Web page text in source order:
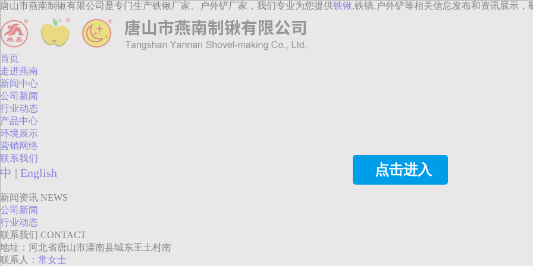
点击进入
唐山市燕南制锹有限公司是专门生产铁锹厂家、户外铲厂家，我们专业为您提供铁锹,铁镐,户外铲等相关信息发布和资讯展示，
首页
走进燕南
新闻中心
公司新闻
行业动态
产品中心
环境展示
营销网络
联系我们
中 | English
新闻资讯 NEWS
公司新闻
行业动态
联系我们 CONTACT
地址：河北省唐山市滦南县城东王土村南
联系人： 常女士